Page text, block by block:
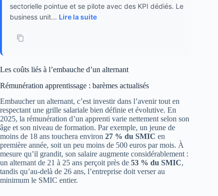
sectorielle pointue et se pilote avec des KPI dédiés. Le
business unit... Lire la suite
Les coûts liés à l’embauche d’un alternant
Rémunération apprentissage : barèmes actualisés
Embaucher un alternant, c’est investir dans l’avenir tout en
respectant une grille salariale bien définie et évolutive. En
2025, la rémunération d’un apprenti varie nettement selon son
âge et son niveau de formation. Par exemple, un jeune de
moins de 18 ans touchera environ 27 % du SMIC en
première année, soit un peu moins de 500 euros par mois. À
mesure qu’il grandit, son salaire augmente considérablement :
un alternant de 21 à 25 ans perçoit près de 53 % du SMIC,
tandis qu’au-delà de 26 ans, l’entreprise doit verser au
minimum le SMIC entier.